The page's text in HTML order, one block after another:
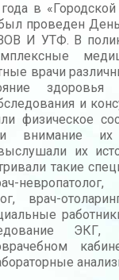
в
проведен
И УТФ. В
врачи
здоровья
и
физическое
внимание их
их
такие
невропатолог,
врач-
ЭКГ,